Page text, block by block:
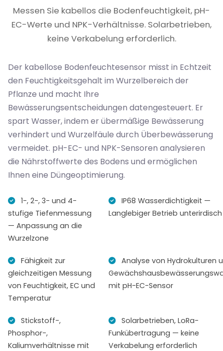
Messen Sie kabellos die Bodenfeuchtigkeit, pH-
EC-Werte und NPK-Verhältnisse. Solarbetrieben,
keine Verkabelung erforderlich.
Der kabellose Bodenfeuchtesensor misst in Echtzeit
den Feuchtigkeitsgehalt im Wurzelbereich der
Pflanze und macht Ihre
Bewässerungsentscheidungen datengesteuert. Er
spart Wasser, indem er übermäßige Bewässerung
verhindert und Wurzelfäule durch Überbewässerung
vermeidet. pH-EC- und NPK-Sensoren analysieren
die Nährstoffwerte des Bodens und ermöglichen
Ihnen eine Düngeoptimierung.
1-, 2-, 3- und 4-
stufige Tiefenmessung
— Anpassung an die
Wurzelzone
IP68 Wasserdichtigkeit —
Langlebiger Betrieb unterirdisch
Fähigkeit zur
gleichzeitigen Messung
von Feuchtigkeit, EC und
Temperatur
Analyse von Hydrokulturen
mit pH-EC-Sensor
Stickstoff-,
Phosphor-,
Kaliumverhältnisse mit
Solarbetrieben, LoRa-
Funkübertragung — keine
Verkabelung erforderlich